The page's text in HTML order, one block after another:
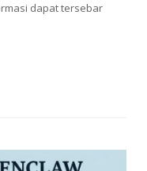
dapat tersebar